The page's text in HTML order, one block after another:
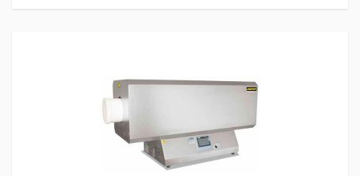
соответствии с TRGS 905, класс 1 или 2.- диаметр